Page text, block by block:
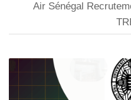
Air Sénégal